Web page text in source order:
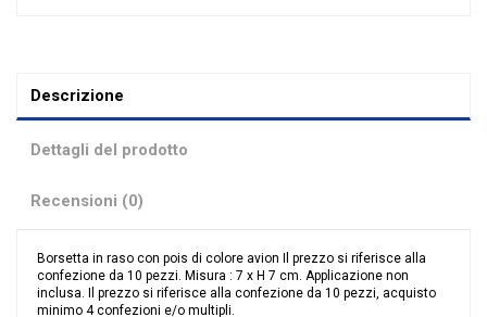
Descrizione
Dettagli del prodotto
Recensioni (0)
Borsetta in raso con pois di colore avion Il prezzo si riferisce alla
confezione da 10 pezzi. Misura : 7 x H 7 cm. Applicazione non
inclusa. Il prezzo si riferisce alla confezione da 10 pezzi, acquisto
minimo 4 confezioni e/o multipli.